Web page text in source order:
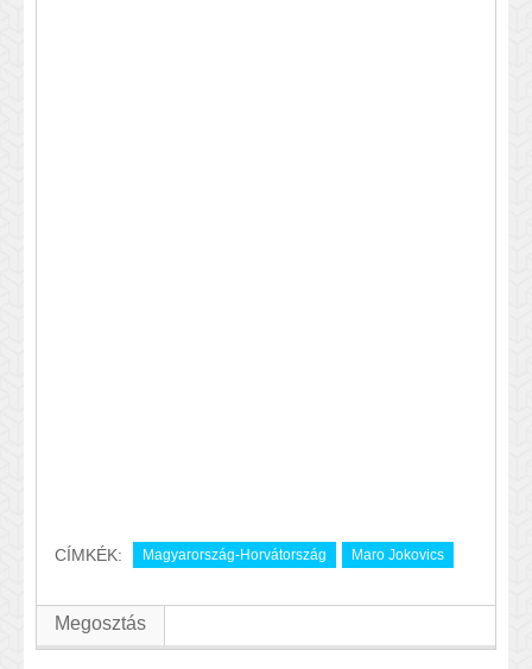
CÍMKÉK: Magyarország-Horvátország Maro Jokovics
Megosztás